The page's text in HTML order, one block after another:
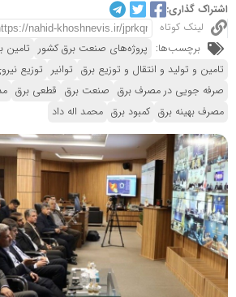
اشتراک گذاری:
لینک کوتاه
برچسب‌ها: پروژه‌های صنعت برق کشور
تامین و تولید و انتقال و توزیع برق توانیر توزیع
صرفه جویی در مصرف برق صنعت برق قطعی برق
مصرف بهینه برق کمبود برق محمد اله داد